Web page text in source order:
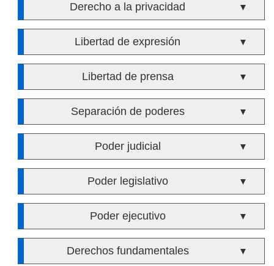
Derecho a la privacidad ▼
Libertad de expresión ▼
Libertad de prensa ▼
Separación de poderes ▼
Poder judicial ▼
Poder legislativo ▼
Poder ejecutivo ▼
Derechos fundamentales ▼